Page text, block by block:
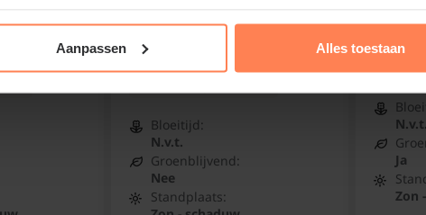
Aanpassen Alles toestaan
Beuk) - in pot
Groene beuk
Bloeitijd:
N.v.t.
Groenblijvend:
Nee
Standplaats:
N.v.t.
Ja
Zon